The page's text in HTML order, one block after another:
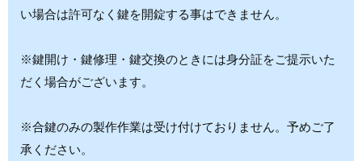
い場合は許可なく鍵を開錠する事はできません。
※鍵開け・鍵修理・鍵交換のときには身分証をご提示いた
だく場合がございます。
※合鍵のみの製作作業は受け付けておりません。予めご了
承ください。